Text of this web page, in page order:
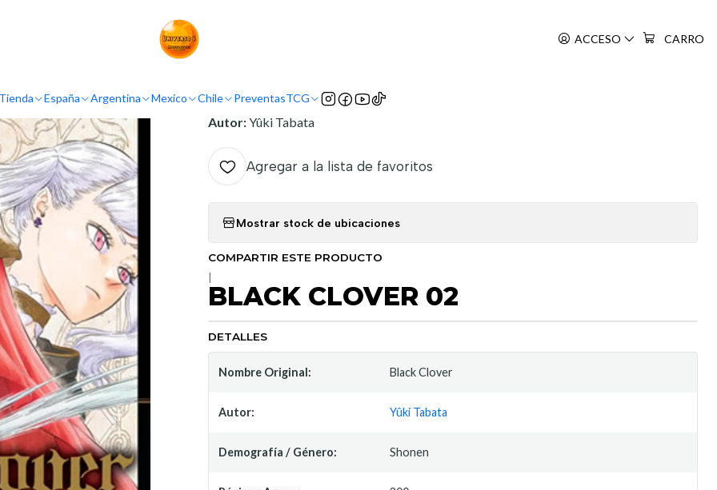
ACCESO CARRO
Tienda España Argentina Mexico Chile PreventasTCG
Nombre Original:Black Clover
Autor:Yûki Tabata
Agregar a la lista de favoritos
Mostrar stock de ubicaciones
COMPARTIR ESTE PRODUCTO
BLACK CLOVER 02
DETALLES
Nombre Original: Black Clover
Autor: Yûki Tabata
Demografía / Género: Shonen